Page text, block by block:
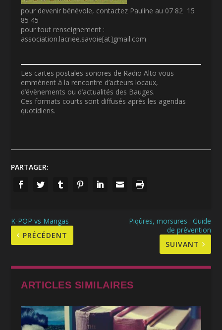
pour devenir bénévole, contactez Pauline au 07 82 15
85 45
pour tout renseignement :
association.lacriee.savoie[at]gmail.com
Les cartes postales sonores de Radio Alto vous
emmènent à la rencontre d’acteurs locaux,
d’évènements ou d’actualités des Bauges.
Ces formats courts sont diffusés après les agendas
quotidiens.
PARTAGER:
K-POP vs Mangas
PRÉCÉDENT
Piqûres, morsures : Guide
de prévention
SUIVANT
ARTICLES SIMILAIRES